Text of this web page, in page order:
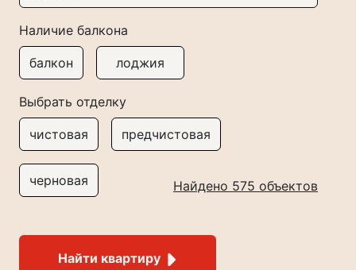
Наличие балкона
балкон лоджия
Выбрать отделку
чистовая предчистовая
черновая Найдено 575 объектов
Найти квартиру